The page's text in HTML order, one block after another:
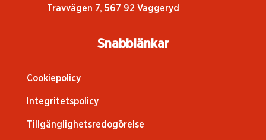
Snabblänkar
Cookiepolicy
Integritetspolicy
Tillgänglighetsredogörelse
Travvägen 7, 567 92 Vaggeryd